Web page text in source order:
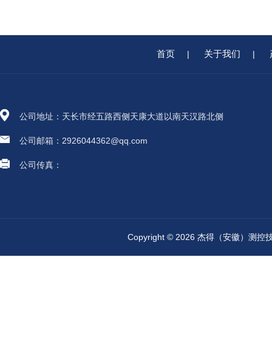
首页 | 关于我们 |
公司地址：天长市经五路西侧天康大道以南天汉路北侧
公司邮箱：2926044362@qq.com
公司传真：
Copyright © 2026 杰得（安徽）测